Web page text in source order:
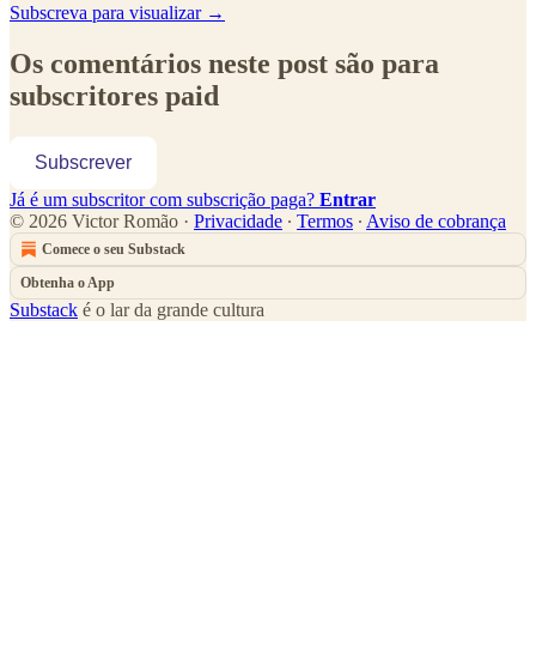
Subscreva para visualizar →
Os comentários neste post são para
subscritores paid
Subscrever
Já é um subscritor com subscrição paga? Entrar
© 2026 Victor Romão · Privacidade ∙ Termos ∙ Aviso de cobrança
Comece o seu Substack
Obtenha o App
Substack é o lar da grande cultura